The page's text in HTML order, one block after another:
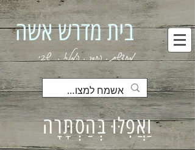
בית מדרש אשה
מחדשת . החסר . המלא . שבי
וַאֲפִלּוּ בְּהַסְתָּרָה